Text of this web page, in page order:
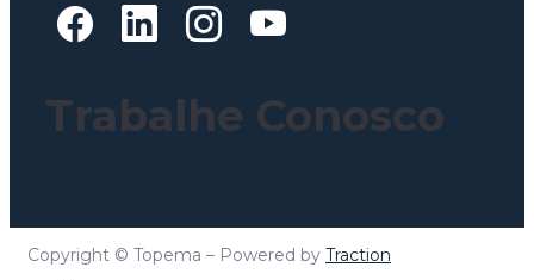
Trabalhe Conosco
Copyright © Topema – Powered by Traction